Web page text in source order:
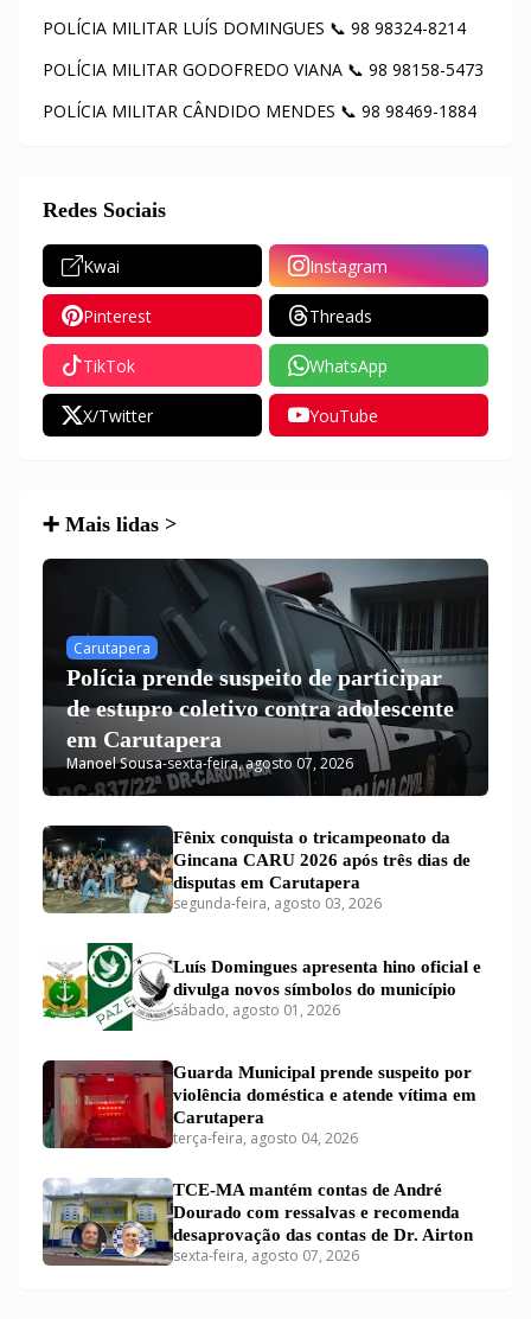
POLÍCIA MILITAR LUÍS DOMINGUES 📞 98 98324-8214
POLÍCIA MILITAR GODOFREDO VIANA 📞 98 98158-5473
POLÍCIA MILITAR CÂNDIDO MENDES 📞 98 98469-1884
Redes Sociais
Kwai Instagram
Pinterest Threads
TikTok WhatsApp
X/Twitter YouTube
➕ Mais lidas >
Carutapera
Polícia prende suspeito de participar
de estupro coletivo contra adolescente
em Carutapera
Manoel Sousa-sexta-feira, agosto 07, 2026
Fênix conquista o tricampeonato da
Gincana CARU 2026 após três dias de
disputas em Carutapera
segunda-feira, agosto 03, 2026
Luís Domingues apresenta hino oficial e
divulga novos símbolos do município
sábado, agosto 01, 2026
Guarda Municipal prende suspeito por
violência doméstica e atende vítima em
Carutapera
terça-feira, agosto 04, 2026
TCE-MA mantém contas de André
Dourado com ressalvas e recomenda
desaprovação das contas de Dr. Airton
sexta-feira, agosto 07, 2026